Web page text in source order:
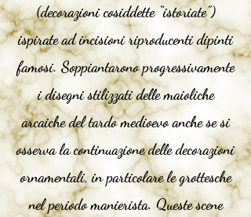
(decorazioni cosiddette “istoriate”)
ispirate ad incisioni riproducenti dipinti
famosi. Soppiantarono progressivamente
i disegni stilizzati delle maioliche
arcaiche del tardo medioevo anche se si
osserva la continuazione delle decorazioni
ornamentali, in particolare le grottesche
nel periodo manierista. Queste scene